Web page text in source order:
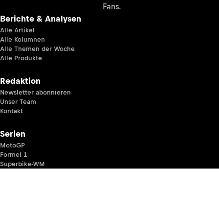
Fans.
Berichte & Analysen
Alle Artikel
Alle Kolumnen
Alle Themen der Woche
Alle Produkte
Redaktion
Newsletter abonnieren
Unser Team
Kontakt
Serien
MotoGP
Formel 1
Superbike-WM